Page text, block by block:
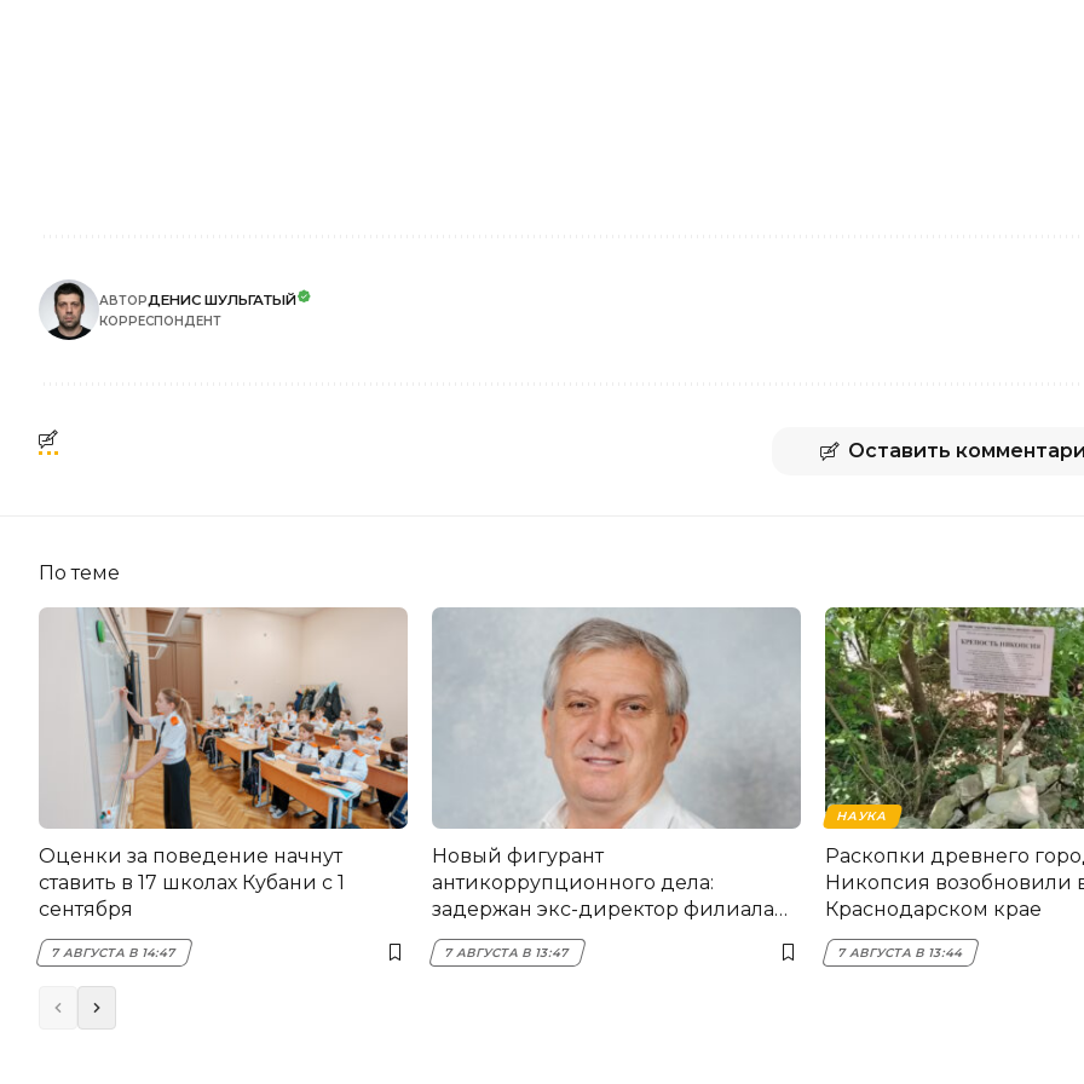
АВТОРДЕНИС ШУЛЬГАТЫЙ
КОРРЕСПОНДЕНТ
Оставить
По теме
Оценки за поведение начнут
ставить в 17 школах Кубани с 1
сентября
7 АВГУСТА В 14:47
Новый фигурант
антикоррупционного дела:
задержан экс-директор филиала
НЭСК Крымска
7 АВГУСТА В 13:47
НАУКА
Раскопки древнего
Никопсия возобновили
Краснодарском крае
7 АВГУСТА В 13:44